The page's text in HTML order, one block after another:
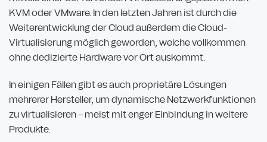
KVM oder VMware. In den letzten Jahren ist durch die
Weiterentwicklung der Cloud außerdem die Cloud-
Virtualisierung möglich geworden, welche vollkommen
ohne dedizierte Hardware vor Ort auskommt.
In einigen Fällen gibt es auch proprietäre Lösungen
mehrerer Hersteller, um dynamische Netzwerkfunktionen
zu virtualisieren – meist mit enger Einbindung in weitere
Produkte.